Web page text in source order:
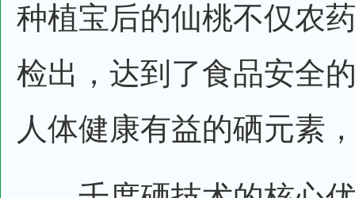
种植宝后的仙桃不仅农
检出，达到了食品安全
人体健康有益的硒元素